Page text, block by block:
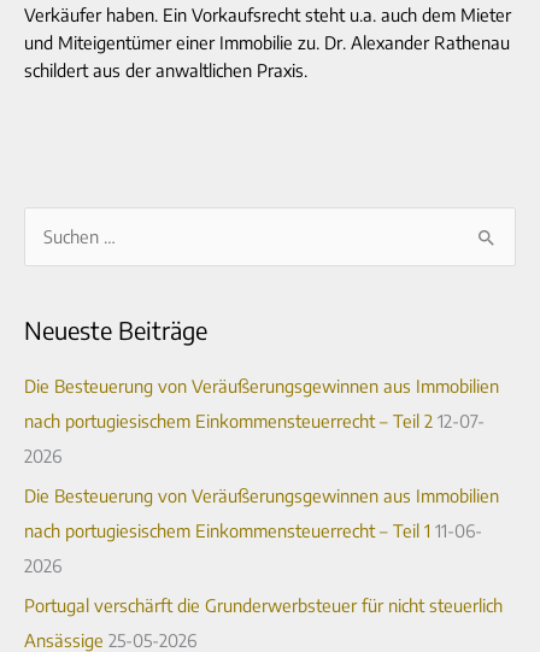
Verkäufer haben. Ein Vorkaufsrecht steht u.a. auch dem Mieter
und Miteigentümer einer Immobilie zu. Dr. Alexander Rathenau
schildert aus der anwaltlichen Praxis.
h
e
n
n
a
h
Neueste Beiträge
Die Besteuerung von Veräußerungsgewinnen aus Immobilien
nach portugiesischem Einkommensteuerrecht – Teil 2 12-07-
2026
Die Besteuerung von Veräußerungsgewinnen aus Immobilien
nach portugiesischem Einkommensteuerrecht – Teil 1 11-06-
2026
Portugal verschärft die Grunderwerbsteuer für nicht steuerlich
Ansässige 25-05-2026
h
v